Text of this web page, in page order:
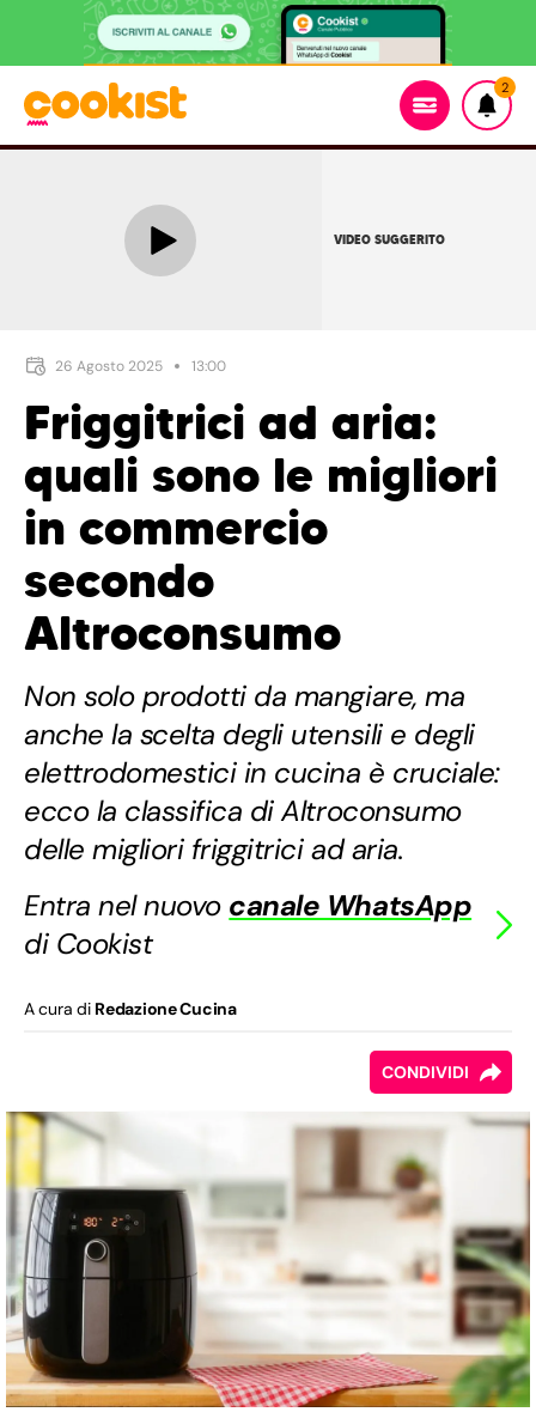
2
VIDEO SUGGERITO
26 Agosto 2025 13:00
Friggitrici ad aria:
quali sono le migliori
in commercio
secondo
Altroconsumo
Non solo prodotti da mangiare, ma
anche la scelta degli utensili e degli
elettrodomestici in cucina è cruciale:
ecco la classifica di Altroconsumo
delle migliori friggitrici ad aria.
Entra nel nuovo canale WhatsApp
di Cookist
A cura di Redazione Cucina
CONDIVIDI